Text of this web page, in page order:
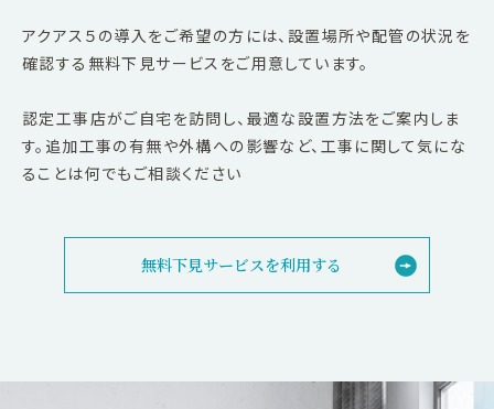
アクアス５の導入をご希望の方には、設置場所や配管の状況を
確認する無料下見サービスをご用意しています。
認定工事店がご自宅を訪問し、最適な設置方法をご案内しま
す。追加工事の有無や外構への影響など、工事に関して気にな
ることは何でもご相談ください
無料下見サービスを利用する